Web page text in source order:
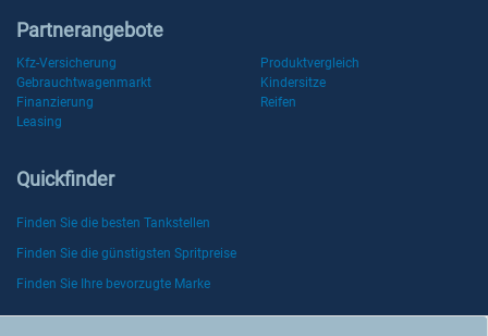
Partnerangebote
Kfz-Versicherung
Produktvergleich
Gebrauchtwagenmarkt
Kindersitze
Finanzierung
Reifen
Leasing
Quickfinder
Finden Sie die besten Tankstellen
Finden Sie die günstigsten Spritpreise
Finden Sie Ihre bevorzugte Marke